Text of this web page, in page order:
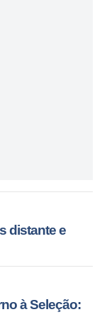
distante e
à Seleção: